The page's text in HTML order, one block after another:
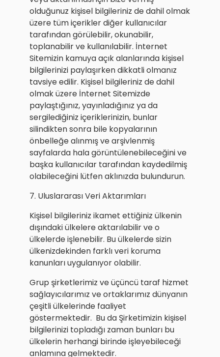
olduğunuz kişisel bilgileriniz de dahil olmak
üzere tüm içerikler diğer kullanıcılar
tarafından görülebilir, okunabilir,
toplanabilir ve kullanılabilir. İnternet
Sitemizin kamuya açık alanlarında kişisel
bilgilerinizi paylaşırken dikkatli olmanız
tavsiye edilir. Kişisel bilgileriniz de dahil
olmak üzere İnternet Sitemizde
paylaştığınız, yayınladığınız ya da
sergilediğiniz içeriklerinizin, bunlar
silindikten sonra bile kopyalarının
önbelleğe alınmış ve arşivlenmiş
sayfalarda hala görüntülenebileceğini ve
başka kullanıcılar tarafından kaydedilmiş
olabileceğini lütfen aklınızda bulundurun.
7. Uluslararası Veri Aktarımları
Kişisel bilgileriniz ikamet ettiğiniz ülkenin
dışındaki ülkelere aktarılabilir ve o
ülkelerde işlenebilir. Bu ülkelerde sizin
ülkenizdekinden farklı veri koruma
kanunları uygulanıyor olabilir.
Grup şirketlerimiz ve üçüncü taraf hizmet
sağlayıcılarımız ve ortaklarımız dünyanın
çeşitli ülkelerinde faaliyet
göstermektedir. Bu da Şirketimizin kişisel
bilgilerinizi topladığı zaman bunları bu
ülkelerin herhangi birinde işleyebileceği
anlamına gelmektedir.